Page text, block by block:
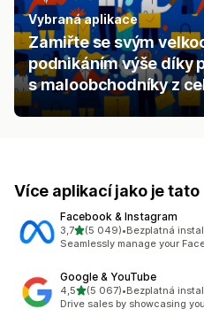
Vybraná aplikace
Zamiřte se svým
podnikáním výše díky
s maloobchodníky z
Více aplikací jako je tato
Facebook & Instagram
3,7z 5 hvězd
(5 049)
Celkový počet recenzí: 5049
•Bezplatná
Seamlessly manage your
Google & YouTube
4,5z 5 hvězd
(5 067)
Celkový počet recenzí: 5067
•Bezplatná
Drive sales by showcasing